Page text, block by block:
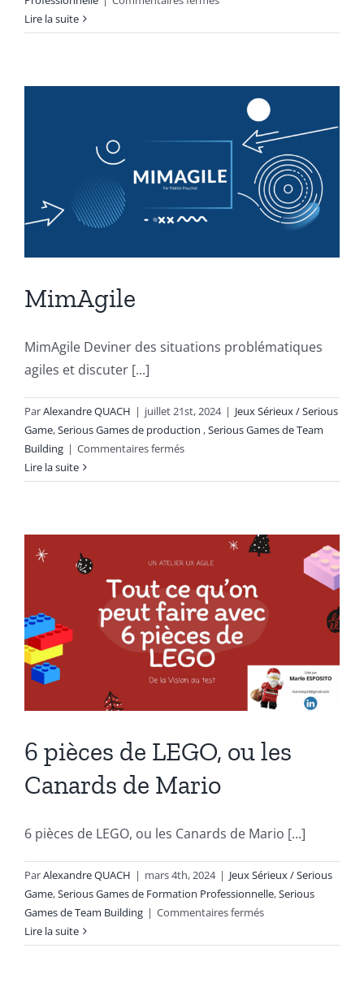
de
Lire la suite
MimAgile
MimAgile Deviner des situations problématiques
agiles et discuter [...]
ParAlexandre QUACH | juillet 21st, 2024 | Jeux Sérieux / Serious
Game,Serious Games de production ,Serious Games de Team
Building | Commentaires ferméssur
Lire la suite
6 pièces de LEGO, ou les
Canards de Mario
6 pièces de LEGO, ou les Canards de Mario [...]
ParAlexandre QUACH | mars 4th, 2024 | Jeux Sérieux / Serious
Game,Serious Games de Formation Professionnelle,Serious
Games de Team Building | Commentaires ferméssur
pièces
Lire la suite